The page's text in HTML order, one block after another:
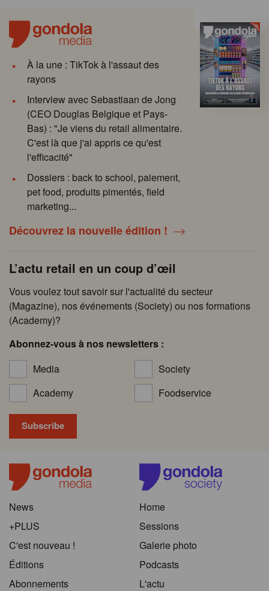
À la une : TikTok à l'assaut des
rayons
Interview avec Sebastiaan de Jong
(CEO Douglas Belgique et Pays-
Bas) : "Je viens du retail alimentaire.
C'est là que j'ai appris ce qu'est
l'efficacité"
Dossiers : back to school, paiement,
pet food, produits pimentés, field
marketing...
Découvrez la nouvelle édition !
L’actu retail en un coup d’œil
Vous voulez tout savoir sur l'actualité du secteur
(Magazine), nos événements (Society) ou nos formations
(Academy)?
Abonnez-vous à nos newsletters :
Media
Society
Academy
Foodservice
News
+PLUS
C'est nouveau !
Éditions
Abonnements
Home
Sessions
Galerie photo
Podcasts
L'actu